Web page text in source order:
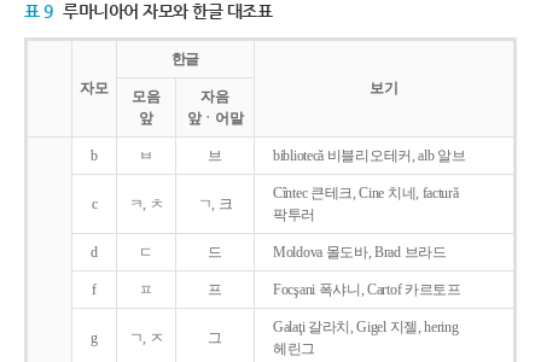
표 9 루마니아어 자모와 한글 대조표
자모
한글
보기
모음
앞
자음
앞ㆍ어말
b ㅂ 브 bibliotecǎ 비블리오테커, alb 알브
c ㅋ, ㅊ ㄱ, 크
Cîntec 큰테크, Cine 치네, facturǎ
팍투러
d ㄷ 드 Moldova 몰도바, Brad 브라드
f ㅍ 프 Focşani 폭샤니, Cartof 카르토프
g ㄱ, ㅈ 그
Galaţi 갈라치, Gigel 지젤, hering
헤린그